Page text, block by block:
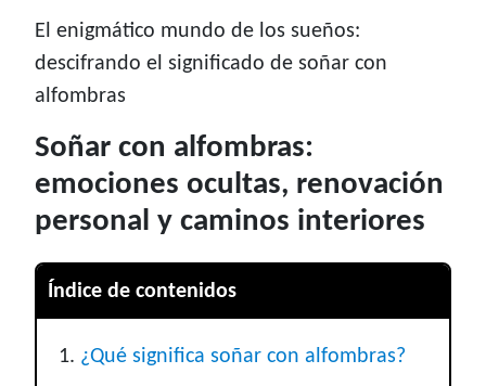
El enigmático mundo de los sueños:
descifrando el significado de soñar con
alfombras
Soñar con alfombras:
emociones ocultas, renovación
personal y caminos interiores
Índice de contenidos
¿Qué significa soñar con alfombras?